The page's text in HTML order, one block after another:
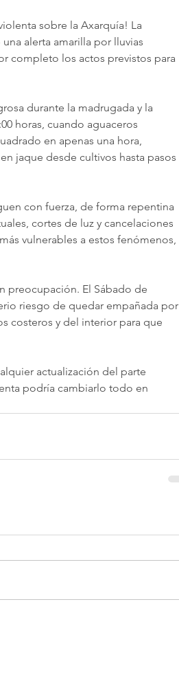
sobre la Axarquía! La
alerta amarilla por lluvias
completo los actos previstos para
durante la madrugada y la
horas, cuando aguaceros
en apenas una hora,
jaque desde cultivos hasta pasos
con fuerza, de forma repentina
cortes de luz y cancelaciones
vulnerables a estos fenómenos,
preocupación. El Sábado de
riesgo de quedar empañada por
costeros y del interior para que
actualización del parte
podría cambiarlo todo en